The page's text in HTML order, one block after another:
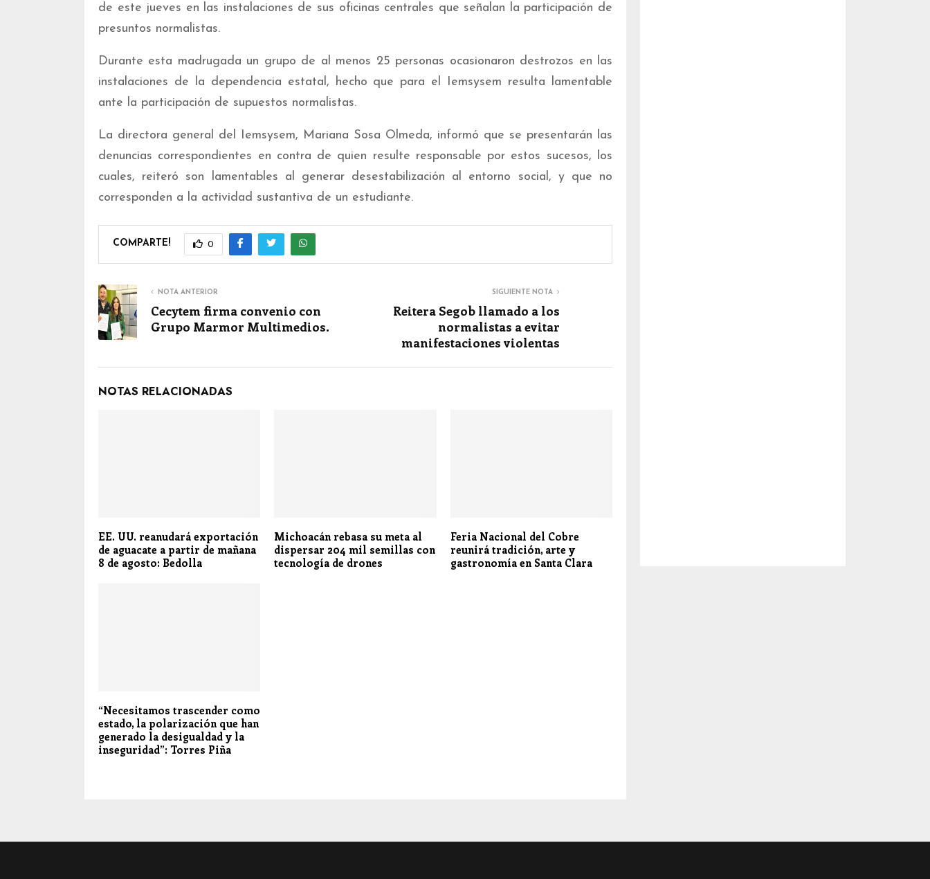
de este jueves en las instalaciones de sus oficinas centrales que señalan la participación de
presuntos normalistas.
Durante esta madrugada un grupo de al menos 25 personas ocasionaron destrozos en las
instalaciones de la dependencia estatal, hecho que para el Iemsysem resulta lamentable
ante la participación de supuestos normalistas.
La directora general del Iemsysem, Mariana Sosa Olmeda, informó que se presentarán las
denuncias correspondientes en contra de quien resulte responsable por estos sucesos, los
cuales, reiteró son lamentables al generar desestabilización al entorno social, y que no
corresponden a la actividad sustantiva de un estudiante.
COMPARTE! 0
NOTA ANTERIOR
Cecytem firma convenio con
Grupo Marmor Multimedios.
SIGUIENTE NOTA
Reitera Segob llamado a los
normalistas a evitar
manifestaciones violentas
NOTAS RELACIONADAS
EE. UU. reanudará exportación
de aguacate a partir de mañana
8 de agosto: Bedolla
Michoacán rebasa su meta al
dispersar 204 mil semillas con
tecnología de drones
Feria Nacional del Cobre
reunirá tradición, arte y
gastronomía en Santa Clara
“Necesitamos trascender como
estado, la polarización que han
generado la desigualdad y la
inseguridad”: Torres Piña